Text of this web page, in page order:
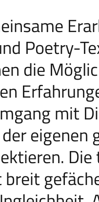
Poetry-
die
mit
eigenen